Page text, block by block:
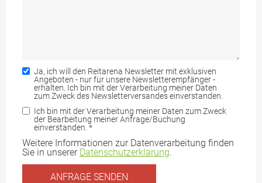
Ja, ich will den Reitarena Newsletter mit exklusiven
Angeboten - nur für unsere Newsletterempfänger -
erhalten. Ich bin mit der Verarbeitung meiner Daten
zum Zweck des Newsletterversandes einverstanden.
Ich bin mit der Verarbeitung meiner Daten zum Zweck
der Bearbeitung meiner Anfrage/Buchung
einverstanden. *
Weitere Informationen zur Datenverarbeitung finden
Sie in unserer Datenschutzerklärung.